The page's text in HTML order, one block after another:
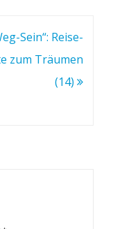
Sein“: Reise-
zum Träumen
(14)